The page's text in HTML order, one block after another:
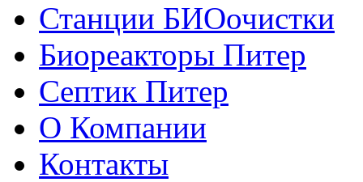
Станции БИОочистки
Биореакторы Питер
Септик Питер
О Компании
Контакты